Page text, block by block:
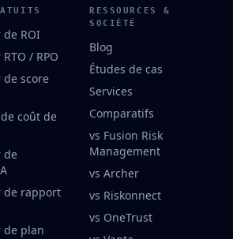
ROI
/ RPO
de score
coût de
de
de rapport
de plan
RESSOURCES &
SOCIÉTÉ
Blog
Études de cas
Services
Comparatifs
vs Fusion Risk
Management
vs Archer
vs Riskonnect
vs OneTrust